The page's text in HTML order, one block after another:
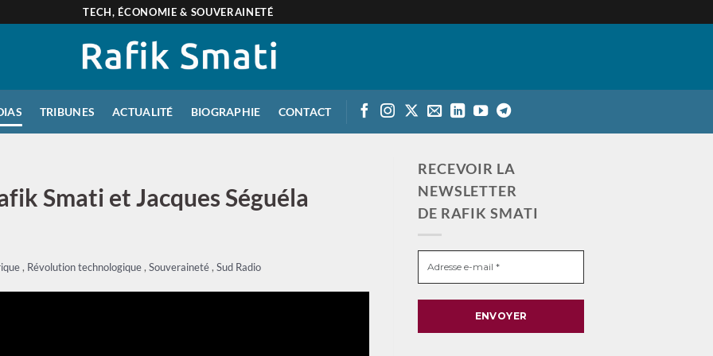
TECH, ÉCONOMIE & SOUVERAINETÉ
TRIBUNES ACTUALITÉ BIOGRAPHIE CONTACT
Smati et Jacques Séguéla
, Révolution technologique , Souveraineté , Sud Radio
RECEVOIR LA
NEWSLETTER
DE RAFIK SMATI